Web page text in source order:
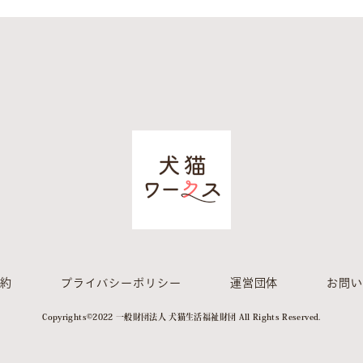
プライバシーポリシー 運営団体 お問
Copyrights©︎2022 一般財団法人 犬猫生活福祉財団 All Rights Reserved.